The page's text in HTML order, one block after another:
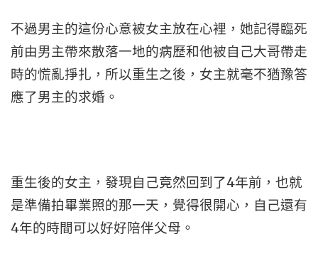
不過男主的這份心意被女主放在心裡，她記得臨死
前由男主帶來散落一地的病歷和他被自己大哥帶走
時的慌亂掙扎，所以重生之後，女主就毫不猶豫答
應了男主的求婚。
重生後的女主，發現自己竟然回到了4年前，也就
是準備拍畢業照的那一天，覺得很開心，自己還有
4年的時間可以好好陪伴父母。